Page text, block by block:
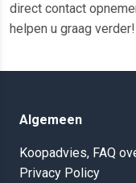
direct contact
helpen u graag verder!
Algemeen
Koopadvies, FAQ
Privacy Policy